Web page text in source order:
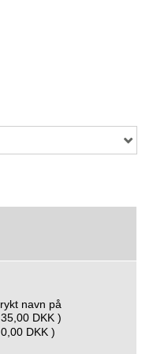
navn på
35,00 DKK )
0,00 DKK )